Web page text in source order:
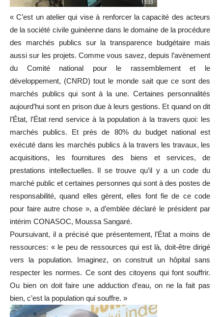
« C’est un atelier qui vise à renforcer la capacité des acteurs
de la société civile guinéenne dans le domaine de la procédure
des marchés publics sur la transparence budgétaire mais
aussi sur les projets. Comme vous savez, depuis l’avènement
du Comité national pour le rassemblement et le
développement, (CNRD) tout le monde sait que ce sont des
marchés publics qui sont à la une. Certaines personnalités
aujourd’hui sont en prison due à leurs gestions. Et quand on dit
l’État, l’État rend service à la population à la travers quoi: les
marchés publics. Et près de 80% du budget national est
exécuté dans les marchés publics à la travers les travaux, les
acquisitions, les fournitures des biens et services, de
prestations intellectuelles. Il se trouve qu’il y a un code du
marché public et certaines personnes qui sont à des postes de
responsabilité, quand elles gèrent, elles font fie de ce code
pour faire autre chose », a d’emblée déclaré le président par
intérim CONASOC, Moussa Sangaré.
Poursuivant, il a précisé que présentement, l’État a moins de
ressources: « le peu de ressources qui est là, doit-être dirigé
vers la population. Imaginez, on construit un hôpital sans
respecter les normes. Ce sont des citoyens qui font souffrir.
Ou bien on doit faire une adduction d’eau, on ne la fait pas
bien, c’est la population qui souffre. »